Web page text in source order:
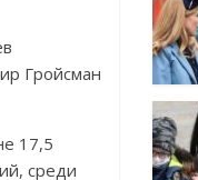
Гройсман
17,5
среди